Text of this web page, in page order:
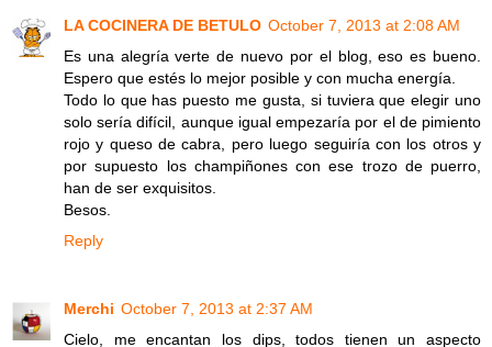
LA COCINERA DE BETULO October 7, 2013 at 2:08 AM
Es una alegría verte de nuevo por el blog, eso es bueno.
Espero que estés lo mejor posible y con mucha energía.
Todo lo que has puesto me gusta, si tuviera que elegir uno
solo sería difícil, aunque igual empezaría por el de pimiento
rojo y queso de cabra, pero luego seguiría con los otros y
por supuesto los champiñones con ese trozo de puerro,
han de ser exquisitos.
Besos.
Reply
Merchi October 7, 2013 at 2:37 AM
Cielo, me encantan los dips, todos tienen un aspecto